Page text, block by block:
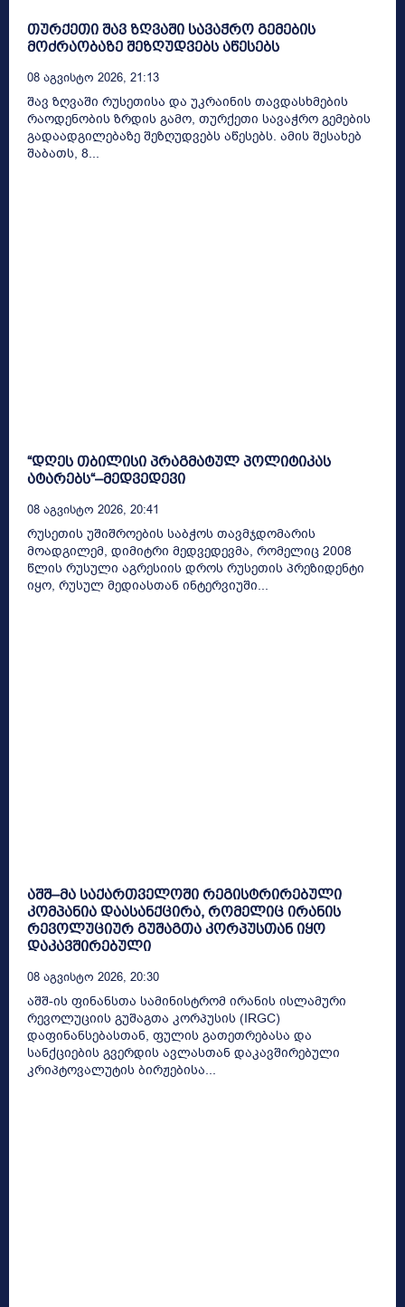
თურქეთი შავ ზღვაში სავაჭრო გემების
მოძრაობაზე შეზღუდვებს აწესებს
08 Აგვისტო 2026, 21:13
შავ ზღვაში რუსეთისა და უკრაინის თავდასხმების
რაოდენობის ზრდის გამო, თურქეთი სავაჭრო გემების
გადაადგილებაზე შეზღუდვებს აწესებს. ამის შესახებ
შაბათს, 8...
“დღეს თბილისი პრაგმატულ პოლიტიკას
ატარებს“–მედვედევი
08 Აგვისტო 2026, 20:41
რუსეთის უშიშროების საბჭოს თავმჯდომარის
მოადგილემ, დიმიტრი მედვედევმა, რომელიც 2008
წლის რუსული აგრესიის დროს რუსეთის პრეზიდენტი
იყო, რუსულ მედიასთან ინტერვიუში...
აშშ–მა საქართველოში რეგისტრირებული
კომპანია დაასანქცირა, რომელიც ირანის
რევოლუციურ გუშაგთა კორპუსთან იყო
დაკავშირებული
08 Აგვისტო 2026, 20:30
აშშ-ის ფინანსთა სამინისტრომ ირანის ისლამური
რევოლუციის გუშაგთა კორპუსის (IRGC)
დაფინანსებასთან, ფულის გათეთრებასა და
სანქციების გვერდის ავლასთან დაკავშირებული
კრიპტოვალუტის ბირჟებისა...